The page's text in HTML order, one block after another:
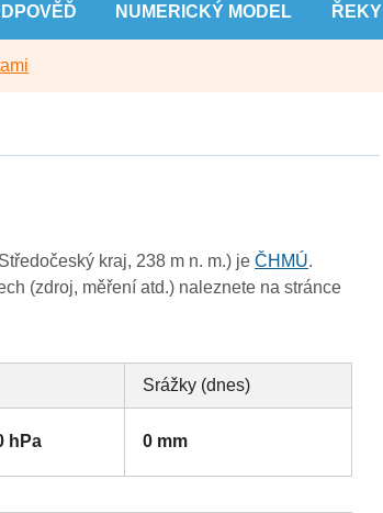
NUMERICKÝ MODEL ŘEKY
kraj, 238 m n. m.) jeČHMÚ.
(zdroj, měření atd.) naleznete na stránce
Srážky (dnes)
hPa 0 mm